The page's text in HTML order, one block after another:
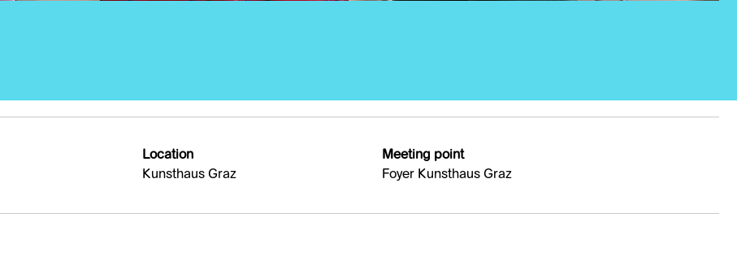
Location
Kunsthaus Graz
Meeting point
Foyer Kunsthaus Graz